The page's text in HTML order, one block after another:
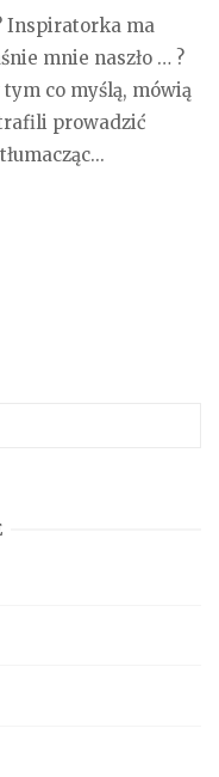
Inspiratorka ma
mnie naszło … ?
co myślą, mówią
prowadzić